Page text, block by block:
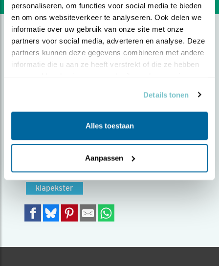
personaliseren, om functies voor social media te bieden
en om ons websiteverkeer te analyseren. Ook delen we
informatie over uw gebruik van onze site met onze
partners voor social media, adverteren en analyse. Deze
partners kunnen deze gegevens combineren met andere
informatie die u aan ze heeft verstrekt of die ze hebben
Details tonen
Alles toestaan
Aanpassen
Volgende foto Vorige foto
KLAPEKSTER
Door Rik Bouwhuis | Geplaatst op dinsdag 5 maart
Tijdens een wandeling rond de Leersumse
Foto genomen in: Leersum (Leersumse
Zoek verder op
klapekster